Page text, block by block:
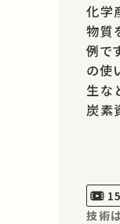
化学
物質
例で
の使
生な
炭素
★あ
に繋
技術